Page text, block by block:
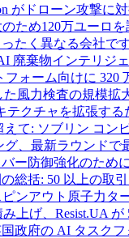
がドローン攻撃に
ため120万ユーロを
たく異なる会社で
廃棄物インテリジ
ォーム向けに 320
た風力検査の規模
テクチャを拡張する
て: ソブリン コン
、最新ラウンドで
ー防御強化のため
総括: 50 以上の取
ンアウト原子力タ
上げ、Resist.UA
政府の AI タスクフ